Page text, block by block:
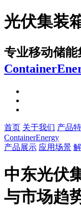
光伏集装
专业移动储
首页 关于我们 产品
ContainerEnergy
产品展示 应用场景
中东光伏
与市场趋